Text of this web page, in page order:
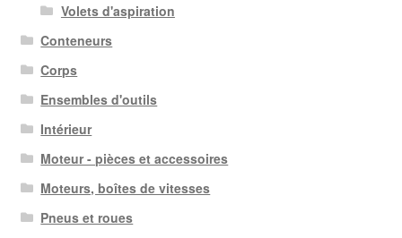
Volets d'aspiration
Conteneurs
Corps
Ensembles d'outils
Intérieur
Moteur - pièces et accessoires
Moteurs, boîtes de vitesses
Pneus et roues